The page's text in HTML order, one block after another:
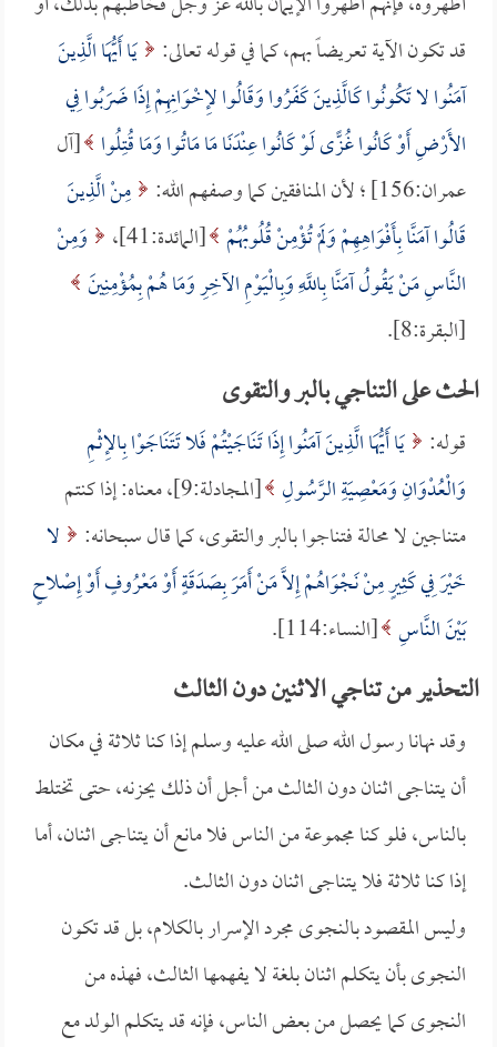
قد تكون الآية تعريضاً بهم، كما في قوله تعالى: يَا أَيُّهَا الَّذِينَ
آمَنُوا لا تَكُونُوا كَالَّذِينَ كَفَرُوا وَقَالُوا لإِخْوَانِهِمْ إِذَا ضَرَبُوا فِي
الأَرْضِ أَوْ كَانُوا غُزًّى لَوْ كَانُوا عِنْدَنَا مَا مَاتُوا وَمَا قُتِلُوا [آل
عمران:156] ؛ لأن المنافقين كما وصفهم الله:
مِنْ الَّذِينَ
قَالُوا آمَنَّا بِأَفْوَاهِهِمْ وَلَمْ تُؤْمِنْ قُلُوبُهُمْ [المائدة:41]،
وَمِنْ
النَّاسِ مَنْ يَقُولُ آمَنَّا بِاللَّهِ وَبِالْيَوْمِ الآخِرِ وَمَا هُمْ بِمُؤْمِنِينَ
[البقرة:8].
الحث على التناجي بالبر والتقوى
قوله: يَا أَيُّهَا الَّذِينَ آمَنُوا إِذَا تَنَاجَيْتُمْ فَلا تَتَنَاجَوْا بِالإِثْمِ
وَالْعُدْوَانِ وَمَعْصِيَةِ الرَّسُولِ
[المجادلة:9]، معناه: إذا كنتم
متناجين لا محالة فتناجوا بالبر والتقوى، كما قال سبحانه:
لا
خَيْرَ فِي كَثِيرٍ مِنْ نَجْوَاهُمْ إِلاَّ مَنْ أَمَرَ بِصَدَقَةٍ أَوْ مَعْرُوفٍ أَوْ إِصْلاحٍ
بَيْنَ النَّاسِ [النساء:114].
التحذير من تناجي الاثنين دون الثالث
وقد نهانا رسول الله صلى الله عليه وسلم إذا كنا ثلاثة في مكان
أن يتناجى اثنان دون الثالث من أجل أن ذلك يحزنه، حتى تختلط
بالناس، فلو كنا مجموعة من الناس فلا مانع أن يتناجى اثنان، أما
إذا كنا ثلاثة فلا يتناجى اثنان دون الثالث.
وليس المقصود بالنجوى مجرد الإسرار بالكلام، بل قد تكون
النجوى بأن يتكلم اثنان بلغة لا يفهمها الثالث، فهذه من
النجوى كما يحصل من بعض الناس، فإنه قد يتكلم الولد مع